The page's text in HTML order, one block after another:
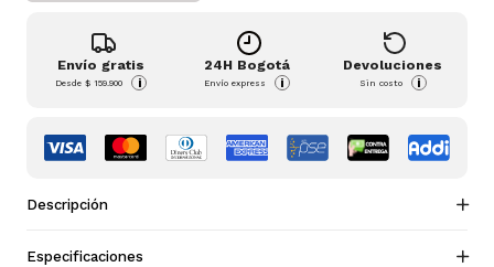
Envío gratis
Desde$ 159.900 i
24H Bogotá
Envío express i
Devoluciones
Sin costo i
Descripción
Especificaciones